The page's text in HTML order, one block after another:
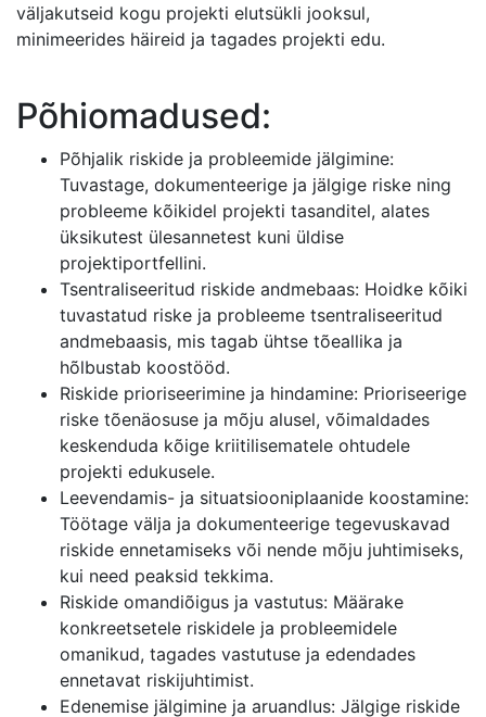
väljakutseid kogu projekti elutsükli jooksul,
minimeerides häireid ja tagades projekti edu.
Põhiomadused:
Põhjalik riskide ja probleemide jälgimine:
Tuvastage, dokumenteerige ja jälgige riske ning
probleeme kõikidel projekti tasanditel, alates
üksikutest ülesannetest kuni üldise
projektiportfellini.
Tsentraliseeritud riskide andmebaas: Hoidke kõiki
tuvastatud riske ja probleeme tsentraliseeritud
andmebaasis, mis tagab ühtse tõeallika ja
hõlbustab koostööd.
Riskide prioriseerimine ja hindamine: Prioriseerige
riske tõenäosuse ja mõju alusel, võimaldades
keskenduda kõige kriitilisematele ohtudele
projekti edukusele.
Leevendamis- ja situatsiooniplaanide koostamine:
Töötage välja ja dokumenteerige tegevuskavad
riskide ennetamiseks või nende mõju juhtimiseks,
kui need peaksid tekkima.
Riskide omandiõigus ja vastutus: Määrake
konkreetsetele riskidele ja probleemidele
omanikud, tagades vastutuse ja edendades
ennetavat riskijuhtimist.
Edenemise jälgimine ja aruandlus: Jälgige riskide